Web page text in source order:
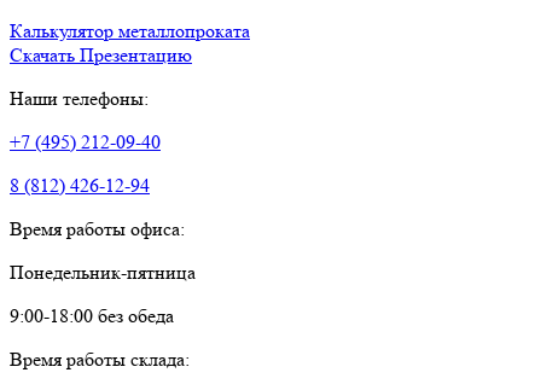
Калькулятор металлопроката
Скачать Презентацию
Наши телефоны:
+7 (495) 212-09-40
8 (812) 426-12-94
Время работы офиса:
Понедельник-пятница
9:00-18:00 без обеда
Время работы склада: